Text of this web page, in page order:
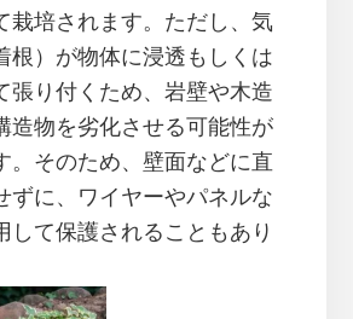
栽培されます。ただし、気
根）が物体に浸透もしくは
張り付くため、岩壁や木造
造物を劣化させる可能性が
。そのため、壁面などに直
ずに、ワイヤーやパネルな
して保護されることもあり